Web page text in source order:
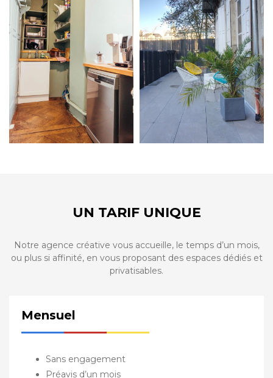
UN TARIF UNIQUE
Notre agence créative vous accueille, le temps d’un mois,
ou plus si affinité, en vous proposant des espaces dédiés et
privatisables.
Mensuel
Sans engagement
Préavis d’un mois